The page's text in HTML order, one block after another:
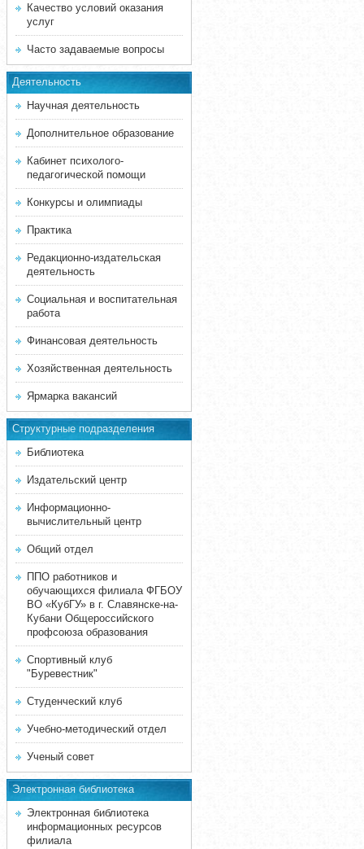
Качество условий оказания
услуг
Часто задаваемые вопросы
Деятельность
Научная деятельность
Дополнительное образование
Кабинет психолого-
педагогической помощи
Конкурсы и олимпиады
Практика
Редакционно-издательская
деятельность
Социальная и воспитательная
работа
Финансовая деятельность
Хозяйственная деятельность
Ярмарка вакансий
Структурные подразделения
Библиотека
Издательский центр
Информационно-
вычислительный центр
Общий отдел
ППО работников и
обучающихся филиала ФГБОУ
ВО «КубГУ» в г. Славянске-на-
Кубани Общероссийского
профсоюза образования
Спортивный клуб
"Буревестник"
Студенческий клуб
Учебно-методический отдел
Ученый совет
Электронная библиотека
Электронная библиотека
информационных ресурсов
филиала